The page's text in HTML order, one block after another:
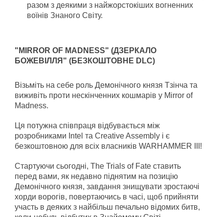
разом з деякими з найжорстокіших вогненних
воїнів Знаного Світу.
"MIRROR OF MADNESS" (ДЗЕРКАЛО
БОЖЕВІЛЛЯ" (БЕЗКОШТОВНЕ DLC)
Візьміть на себе роль Демонічного князя Тзінча та
виживіть проти нескінченних кошмарів у Mirror of
Madness.
Ця потужна співпраця відбувається між
розробниками Intel та Creative Assembly і є
безкоштовною для всіх власників WARHAMMER III!
Стартуючи сьогодні, The Trials of Fate ставить
перед вами, як недавно піднятим на позицію
Демонічного князя, завдання знищувати зростаючі
хорди ворогів, повертаючись в часі, щоб прийняти
участь в деяких з найбільш печально відомих битв,